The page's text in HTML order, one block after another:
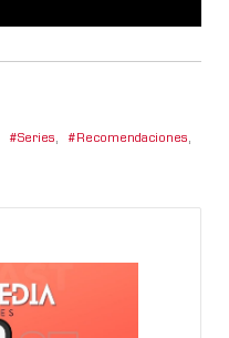
Series, Recomendaciones,